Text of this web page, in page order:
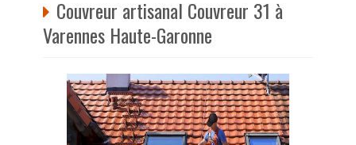
Couvreur artisanal Couvreur 31 à
Varennes Haute-Garonne